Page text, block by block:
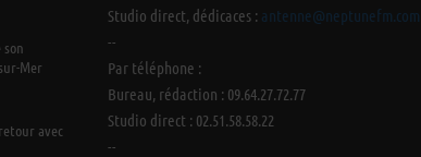
Mer
avec
Studio direct, dédicaces : antenne@neptunefm.com
--
Par téléphone :
Bureau, rédaction : 09.64.27.72.77
Studio direct : 02.51.58.58.22
--